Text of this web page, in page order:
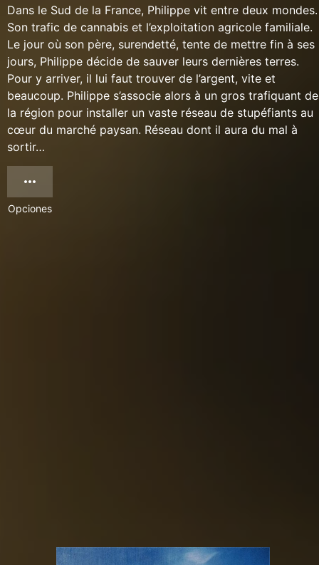
Dans le Sud de la France, Philippe vit entre deux mondes.
Son trafic de cannabis et l’exploitation agricole familiale.
Le jour où son père, surendetté, tente de mettre fin à ses
jours, Philippe décide de sauver leurs dernières terres.
Pour y arriver, il lui faut trouver de l’argent, vite et
beaucoup. Philippe s’associe alors à un gros trafiquant de
la région pour installer un vaste réseau de stupéfiants au
cœur du marché paysan. Réseau dont il aura du mal à
sortir…
Opciones